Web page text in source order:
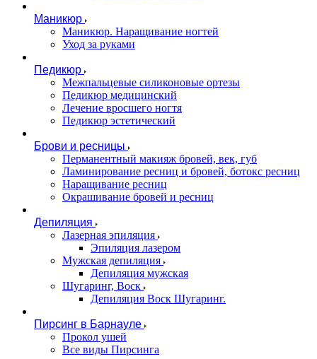
Маникюр
Маникюр. Наращивание ногтей
Уход за руками
Педикюр
Межпальцевые силиконовые ортезы
Педикюр медицинский
Лечение вросшего ногтя
Педикюр эстетический
Брови и ресницы
Перманентный макияж бровей, век, губ
Ламинирование ресниц и бровей, бoтoкс ресниц
Наращивание ресниц
Окрашивание бровей и ресниц
Депиляция
Лазерная эпиляция
Эпиляция лазером
Мужская депиляция
Депиляция мужская
Шугаринг, Воск
Депиляция Воск Шугаринг.
Пирсинг в Барнауле
Прокол ушей
Все виды Пирсинга